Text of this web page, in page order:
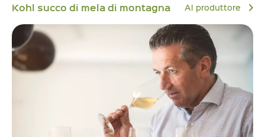
Kohl succo di mela di montagna Al produttore